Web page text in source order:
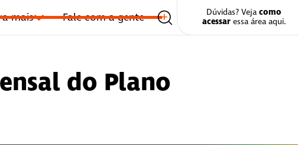
mais Fale com a gente Área do Participante
Dúvidas? Veja como
acessaressa área aqui.
do Plano